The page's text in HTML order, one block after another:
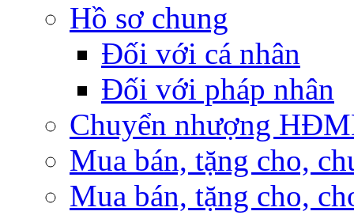
Hồ sơ chung
Đối với cá nhân
Đối với pháp nhân
Chuyển nhượng
Mua bán, tặng cho,
Mua bán, tặng cho,